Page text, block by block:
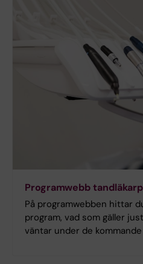
Programwebb
På programwebben hittar
program, vad som gäller
väntar under de